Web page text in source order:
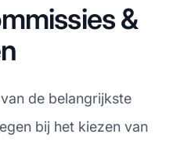
&
de belangrijkste
bij het kiezen van